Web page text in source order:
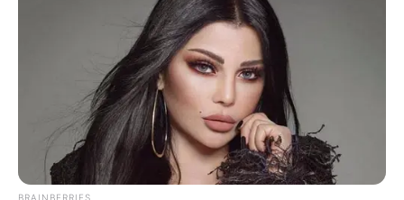
BRAINBERRIES